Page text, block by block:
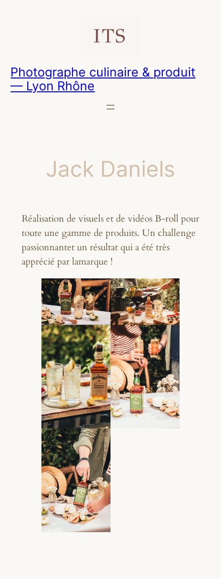
Photographe culinaire & produit
— Lyon Rhône
Jack Daniels
Réalisation de visuels et de vidéos B-roll pour
toute une gamme de produits. Un challenge
passionnantet un résultat qui a été très
apprécié par lamarque !